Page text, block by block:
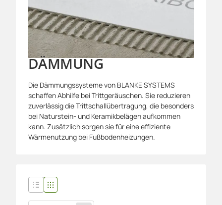
DÄMMUNG
Die Dämmungssysteme von BLANKE SYSTEMS
schaffen Abhilfe bei Trittgeräuschen. Sie reduzieren
zuverlässig die Trittschallübertragung, die besonders
bei Naturstein- und Keramikbelägen aufkommen
kann. Zusätzlich sorgen sie für eine effiziente
Wärmenutzung bei Fußbodenheizungen.